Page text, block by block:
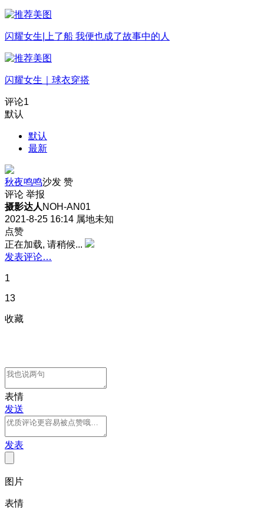
闪耀女生|上了船 我便也成了故事中的人
闪耀女生｜球衣穿搭
评论1
默认
默认
最新
秋夜鸣鸣沙发 赞
评论 举报
摄影达人 NOH-AN01
2021-8-25 16:14 属地未知
点赞
正在加载, 请稍候...
发表评论…
1
13
收藏
表情
发送
发表
图片
表情